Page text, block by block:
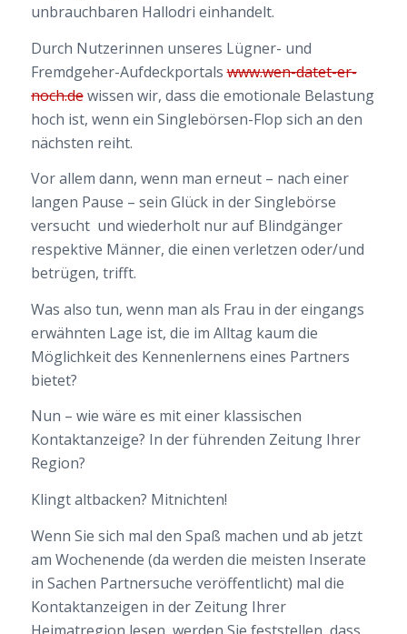
unbrauchbaren Hallodri einhandelt.
Durch Nutzerinnen unseres Lügner- und
Fremdgeher-Aufdeckportalswww.wen-datet-er-
noch.dewissen wir, dass die emotionale Belastung
hoch ist, wenn ein Singlebörsen-Flop sich an den
nächsten reiht.
Vor allem dann, wenn man erneut – nach einer
langen Pause – sein Glück in der Singlebörse
versucht und wiederholt nur auf Blindgänger
respektive Männer, die einen verletzen oder/und
betrügen, trifft.
Was also tun, wenn man als Frau in der eingangs
erwähnten Lage ist, die im Alltag kaum die
Möglichkeit des Kennenlernens eines Partners
bietet?
Nun – wie wäre es mit einer klassischen
Kontaktanzeige? In der führenden Zeitung Ihrer
Region?
Klingt altbacken? Mitnichten!
Wenn Sie sich mal den Spaß machen und ab jetzt
am Wochenende (da werden die meisten Inserate
in Sachen Partnersuche veröffentlicht) mal die
Kontaktanzeigen in der Zeitung Ihrer
Heimatregion lesen, werden Sie feststellen, dass